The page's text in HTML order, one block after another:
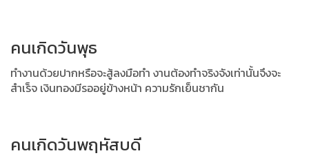
คนเกิดวันพุธ
ทำงานด้วยปากหรือจะสู้ลงมือทำ งานต้องทำจริงจังเท่านั้นจึงจะ
สำเร็จ เงินทองมีรออยู่ข้างหน้า ความรักเย็นชากัน
คนเกิดวันพฤหัสบดี